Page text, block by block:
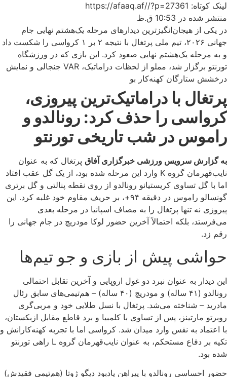
لینک کوتاه: https://afaaq.af//?p=27361
منتشر شده در 10:53 ق.ظ
در یکی از هیجان‌انگیزترین دیدارهای مرحله یک‌هشتم نهایی جام
جهانی ۲۰۲۶، تیم ملی پرتغال با نتیجه ۲ بر ۱ کرواسی را شکست داد
و به مرحله یک‌هشتم نهایی صعود کرد. این بازی که در ورزشگاه
تورنتو برگزار شد، مملو از لحظات دراماتیک، VAR جنجالی و نمایش
درخشش ستارگان کهنه‌کار بو
پرتغال با دراماتیک‌ترین پیروزی،
کرواسی را حذف کرد: رونالدو و
راموس در شب تاریخی تورنتو
به گزارش سرویس ورزشی خبرگزاری آفاق پرتغال که به عنوان
نایب‌قهرمان گروه K وارد این مرحله شده بود، از یک گل عقب افتاد
اما با گل تساوی کریستیانو رونالدو از روی نقطه پنالتی و گل برتری
گونسالو راموس در دقیقه ۹۴+، بر حریف مقاوم خود غلبه کرد. این
پیروزی نه تنها پرتغال را به مصاف اسپانیا در مرحله بعدی
می‌فرستد، بلکه احتمالاً آخرین حضور لوکا مودریچ در جام جهانی را
رقم زد.
حواشی پیش از بازی و جو تیم‌ها
این دیدار به عنوان نبرد دو غول اروپایی و آخرین تقابل احتمالی
رونالدو (۴۱ ساله) و مودریچ (۴۰ ساله) – هم‌تیمی‌های سابق رئال
مادرید – شناخته می‌شد. پرتغال با نسل طلایی خود و مربی‌گری
روبرتو مارتینز، پس از تساوی با کلمبیا و برد قاطع مقابل ازبکستان،
با اعتماد به نفس وارد میدان شد. کرواسی اما با تجربه کهنه‌کارانش و
تکیه بر دفاع مستحکم، به عنوان نایب‌قهرمان گروه L راهی تورنتو
شده بود.
حضور احساسی رونالدو با پیراهن یادبود دیگو ژوتا (هم‌تیمی فقیدش)